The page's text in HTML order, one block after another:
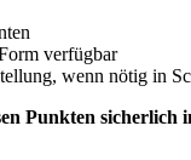
verfügbar
wenn nötig in
Punkten sicherlich